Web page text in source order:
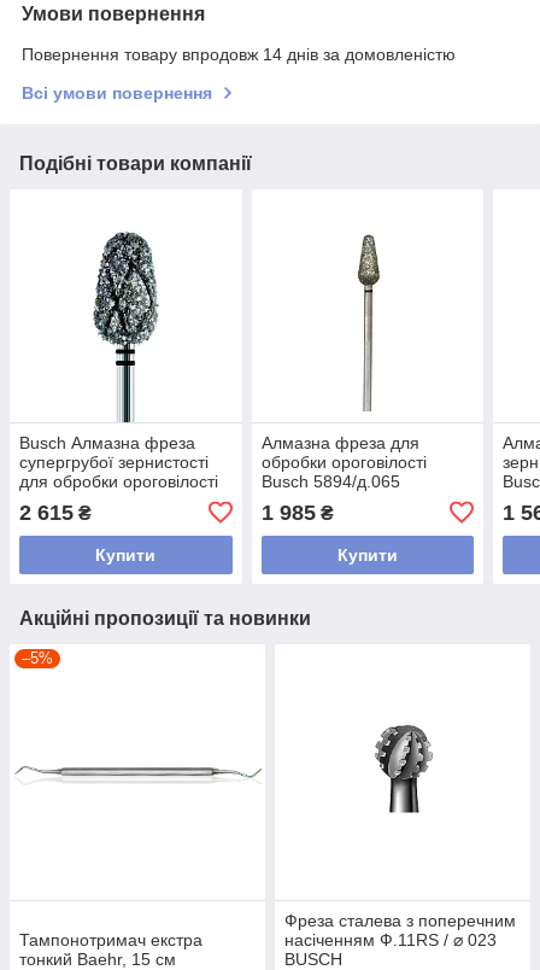
Умови повернення
Повернення товару впродовж 14 днів за домовленістю
Всі умови повернення
Подібні товари компанії
Busch Алмазна фреза
супергрубої зернистості
для обробки ороговілості
2 615 ₴
Купити
Алмазна фреза для
обробки ороговілості
Busch 5894/д.065
1 985₴
Купити
1
Акційні пропозиції та новинки
–5%
Тампонотримач екстра
тонкий Baehr, 15 см
Фреза сталева з поперечним
насіченням Ф.11RS / ⌀ 023
BUSCH